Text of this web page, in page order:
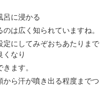
に浸かる
は広く知られていますね。
定にしてみぞおちあたりまで
くなり
ます。
から汗が噴き出る程度までつ